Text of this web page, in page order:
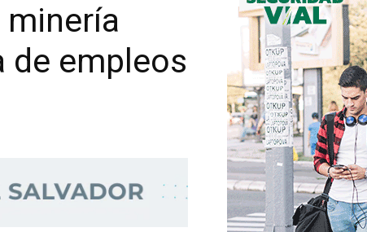
minería
de empleos